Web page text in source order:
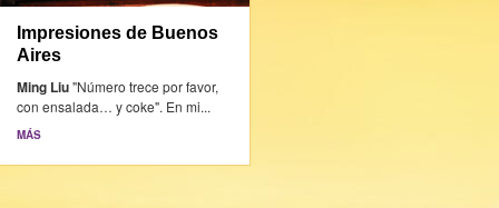
Impresiones de Buenos
Aires
Ming Liu"Número trece por favor,
con ensalada… y coke". En mi...
MÁS